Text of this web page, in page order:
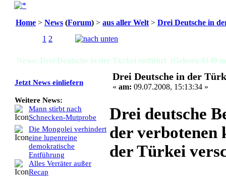
Home > News (Forum) > aus aller Welt > Drei Deutsche in
1 2
News: Drei Deutsche in der Türkei entführt (Gelesen 8149
Jetzt News einliefern
Weitere News:
Mann stirbt nach
Schnecken-Mutprobe
Die Mongolei verhindert
eine lupenreine
demokratische
Entführung
Alles Verräter außer
Recap
Drei Deutsche in der
« am: 09.07.2008, 15:13:34 »
Drei deutsche
der
der Türkei